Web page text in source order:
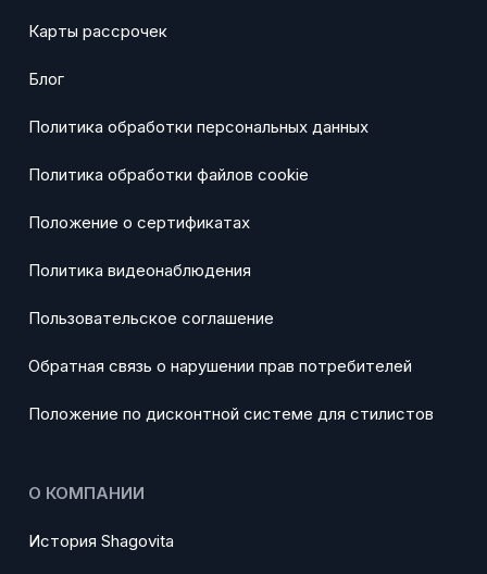
Карты рассрочек
Блог
Политика обработки персональных данных
Политика обработки файлов cookie
Положение о сертификатах
Политика видеонаблюдения
Пользовательское соглашение
Обратная связь о нарушении прав потребителей
Положение по дисконтной системе для стилистов
О КОМПАНИИ
История Shagovita